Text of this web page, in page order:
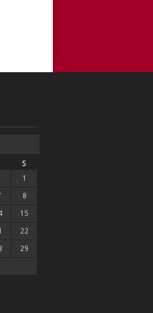
S
1
8
15
22
29